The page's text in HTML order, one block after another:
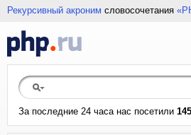
Рекурсивный акроним словосочетания
За последние 24 часа нас посетили